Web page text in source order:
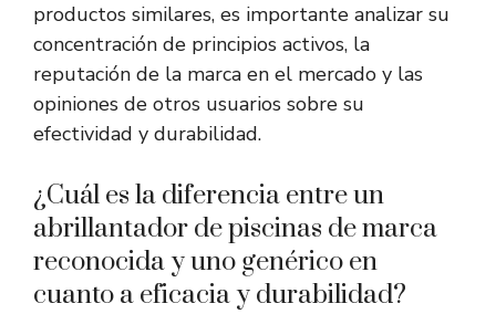
productos similares, es importante analizar su
concentración de principios activos, la
reputación de la marca en el mercado y las
opiniones de otros usuarios sobre su
efectividad y durabilidad.
¿Cuál es la diferencia entre un
abrillantador de piscinas de marca
reconocida y uno genérico en
cuanto a eficacia y durabilidad?